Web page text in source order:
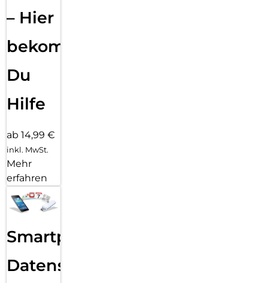
– Hier
bekommst
Du
Hilfe
ab 14,99 €
inkl. MwSt.
Mehr
erfahren
Smartphone
Datensicherung